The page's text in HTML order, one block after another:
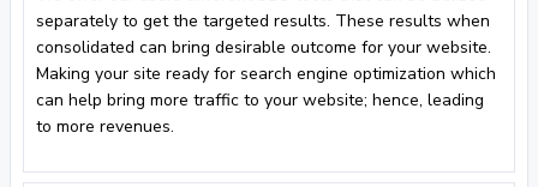
separately to get the targeted results. These results when
consolidated can bring desirable outcome for your website.
Making your site ready for search engine optimization which
can help bring more traffic to your website; hence, leading
to more revenues.